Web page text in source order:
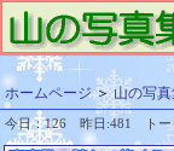
ホームページ＞山の写
今日：126 昨日:481 トー